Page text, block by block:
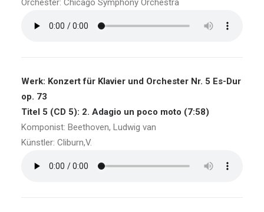
Orchester: Chicago Symphony Orchestra
Werk: Konzert für Klavier und Orchester Nr. 5 Es-Dur
op. 73
Titel 5 (CD 5): 2. Adagio un poco moto (7:58)
Komponist: Beethoven, Ludwig van
Künstler: Cliburn,V.